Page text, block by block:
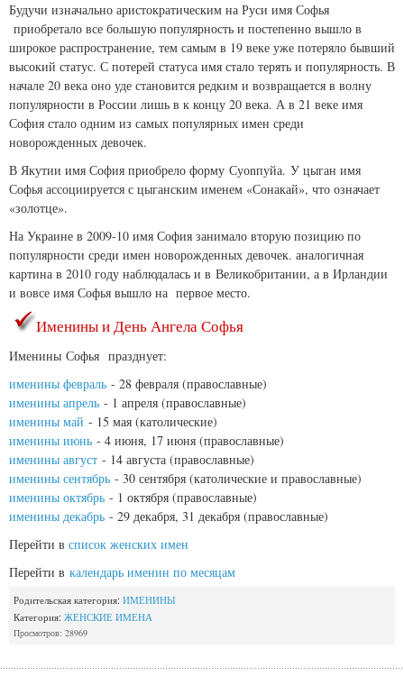
Будучи изначально аристократическим на Руси имя Софья
приобретало все большую популярность и постепенно вышло в
широкое распространение, тем самым в 19 веке уже потеряло бывший
высокий статус. С потерей статуса имя стало терять и популярность. В
начале 20 века оно уде становится редким и возвращается в волну
популярности в России лишь в к концу 20 века. А в 21 веке имя
София стало одним из самых популярных имен среди
новорожденных девочек.
В Якутии имя София приобрело форму Суоnпуйа. У цыган имя
Софья ассоциируется с цыганским именем «Сонакай», что означает
«золотце».
На Украине в 2009-10 имя София занимало вторую позицию по
популярности среди имен новорожденных девочек. аналогичная
картина в 2010 году наблюдалась и в Великобритании, а в Ирландии
и вовсе имя Софья вышло на первое место.
Именины и День Ангела Софья
Именины Софья празднует:
именины февраль - 28 февраля (православные)
именины апрель - 1 апреля (православные)
именины май - 15 мая (католические)
именины июнь - 4 июня, 17 июня (православные)
именины август - 14 августа (православные)
именины сентябрь - 30 сентября (католические и православные)
именины октябрь - 1 октября (православные)
именины декабрь - 29 декабря, 31 декабря (православные)
Перейти в список женских имен
Перейти в календарь именин по месяцам
Родительская категория: ИМЕНИНЫ
Категория: ЖЕНСКИЕ ИМЕНА
Просмотров: 28969